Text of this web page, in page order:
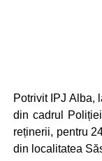
Potrivit IPJ Alba,
din cadrul
reținerii, pentru
din localitatea